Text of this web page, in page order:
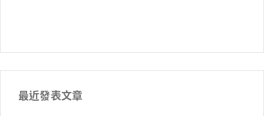
最近發表文章